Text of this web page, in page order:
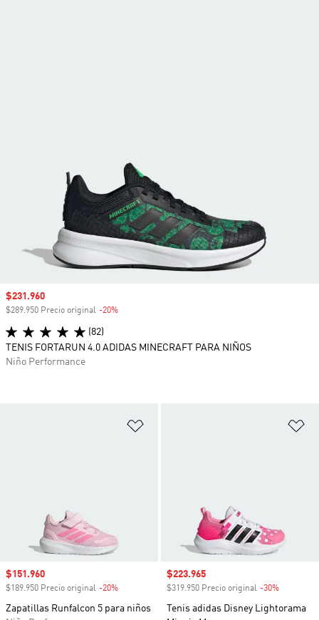
Precio de venta
$151.960
$189.950 Precio original -20%
Zapatillas Runfalcon 5 para niños
Precio de venta
$223.965
$319.950 Precio original -30%
Tenis adidas Disney Lightorama
Precio de venta
$231.960
$289.950 Precio original -20%
(82)
TENIS FORTARUN 4.0 ADIDAS MINECRAFT PARA NIÑOS
Niño Performance